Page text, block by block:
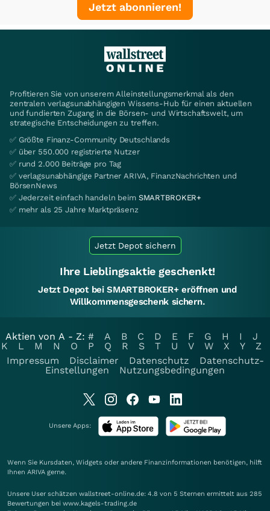
Jetzt abonnieren!
Profitieren Sie von unserem Alleinstellungsmerkmal als den
zentralen verlagsunabhängigen Wissens-Hub für einen aktuellen
und fundierten Zugang in die Börsen- und Wirtschaftswelt, um
strategische Entscheidungen zu treffen.
✅ Größte Finanz-Community Deutschlands
✅ über 550.000 registrierte Nutzer
✅ rund 2.000 Beiträge pro Tag
✅ verlagsunabhängige Partner ARIVA, FinanzNachrichten und
BörsenNews
✅ Jederzeit einfach handeln beim SMARTBROKER+
✅ mehr als 25 Jahre Marktpräsenz
Jetzt Depot sichern
Ihre Lieblingsaktie geschenkt!
Jetzt Depot bei SMARTBROKER+ eröffnen und
Willkommensgeschenk sichern.
Aktien von A - Z: # A B C D E F G H I
J
K
L M N O P Q R S T U V W X Y
Z
Impressum
Disclaimer Datenschutz
Datenschutz-
Einstellungen
Nutzungsbedingungen
Unsere Apps:
Wenn Sie Kursdaten, Widgets oder andere Finanzinformationen benötigen, hilft
Ihnen ARIVA gerne.
Unsere User schätzen wallstreet-online.de: 4.8 von 5 Sternen ermittelt aus 285
Bewertungen bei www.kagels-trading.de